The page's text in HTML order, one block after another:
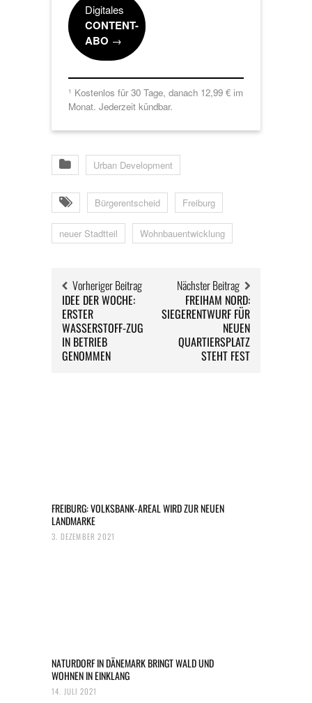
Digitales
CONTENT-
ABO →
1 Kostenlos für 30 Tage, danach 12,99 € im
Monat. Jederzeit kündbar.
Urban Development
Bürgerentscheid Freiburg
neuer Stadtteil Wohnbauentwicklung
Vorheriger Beitrag
IDEE DER WOCHE:
ERSTER
WASSERSTOFF-ZUG
IN BETRIEB
GENOMMEN
Nächster Beitrag
FREIHAM NORD:
SIEGERENTWURF FÜR
NEUEN
QUARTIERSPLATZ
STEHT FEST
FREIBURG: VOLKSBANK-AREAL WIRD ZUR NEUEN
LANDMARKE
3. DEZEMBER 2021
NATURDORF IN DÄNEMARK BRINGT WALD UND
WOHNEN IN EINKLANG
14. JULI 2021